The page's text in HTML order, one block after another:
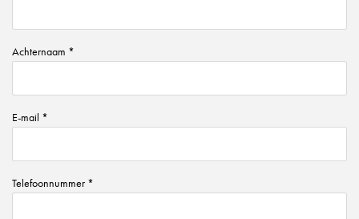
Achternaam *
E-mail *
Telefoonnummer *